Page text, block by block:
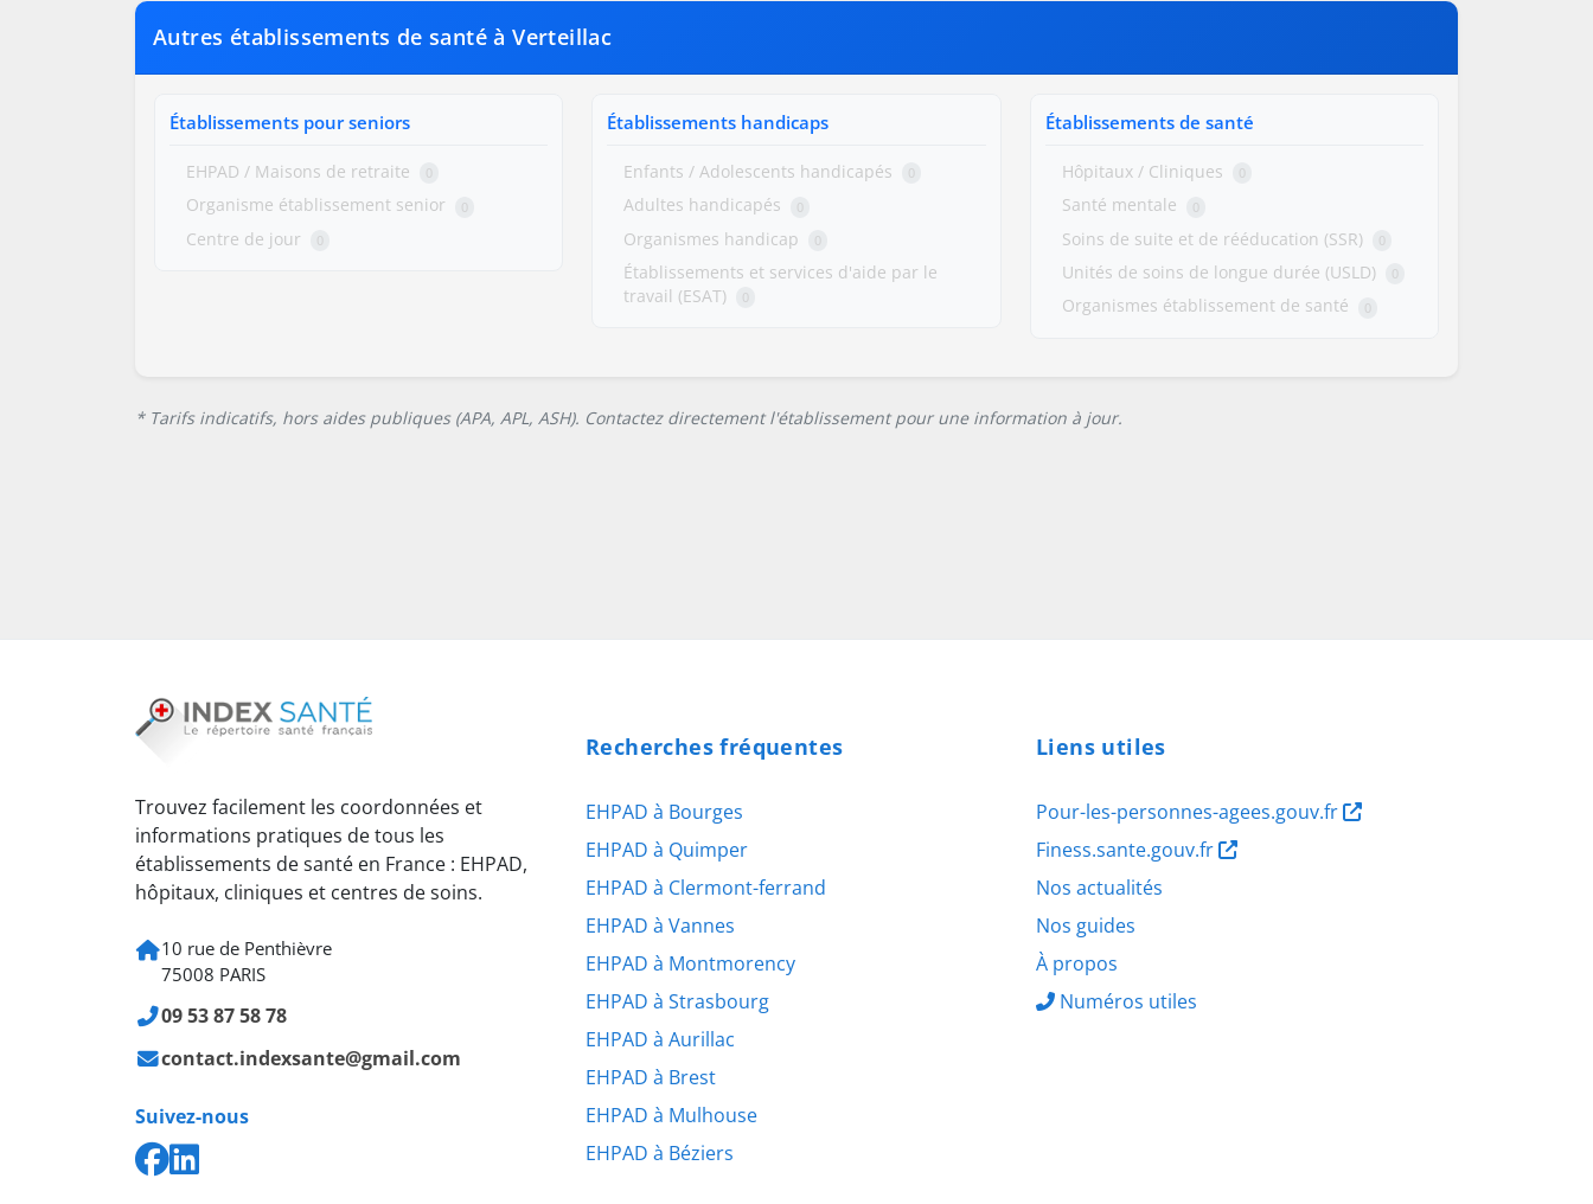
Autres établissements de santé à Verteillac
Établissements pour seniors
EHPAD / Maisons de retraite 0
Organisme établissement senior 0
Centre de jour 0
Établissements handicaps
Enfants / Adolescents handicapés 0
Adultes handicapés 0
Organismes handicap 0
Établissements et services d'aide par le
travail (ESAT)
0
Établissements de santé
Hôpitaux / Cliniques 0
Santé mentale 0
Soins de suite et de rééducation (SSR) 0
Unités de soins de longue durée (USLD) 0
Organismes établissement de santé 0
* Tarifs indicatifs, hors aides publiques (APA, APL, ASH). Contactez directement l'établissement pour une information à jour.
Trouvez facilement les coordonnées et
informations pratiques de tous les
établissements de santé en France : EHPAD,
hôpitaux, cliniques et centres de soins.
10 rue de Penthièvre
75008 PARIS
09 53 87 58 78
contact.indexsante@gmail.com
Suivez-nous
Recherches fréquentes
EHPAD à Bourges
EHPAD à Quimper
EHPAD à Clermont-ferrand
EHPAD à Vannes
EHPAD à Montmorency
EHPAD à Strasbourg
EHPAD à Aurillac
EHPAD à Brest
EHPAD à Mulhouse
EHPAD à Béziers
Liens utiles
Pour-les-personnes-agees.gouv.fr
Finess.sante.gouv.fr
Nos actualités
Nos guides
À propos
Numéros utiles